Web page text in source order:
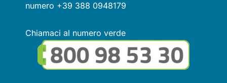
numero +39 388 0948179
Chiamaci al numero verde